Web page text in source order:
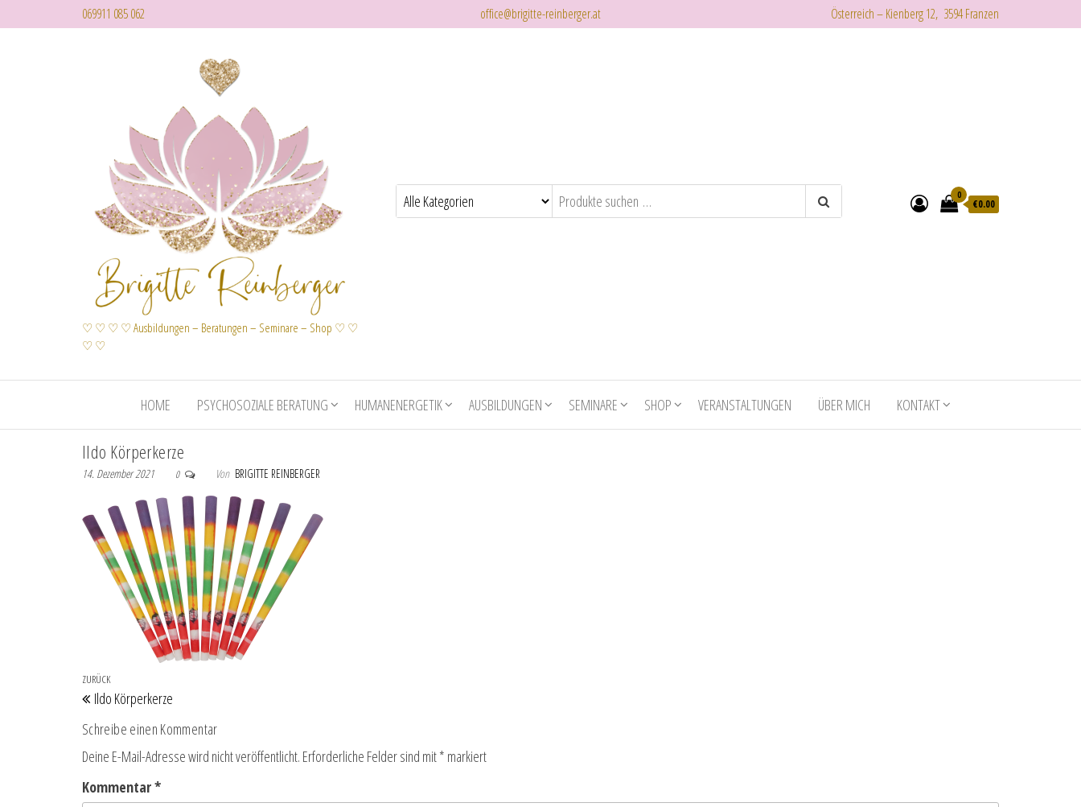
069911 085 062 office@brigitte-reinberger.at Österreich – Kienberg 12, 3594 Franzen
♡ ♡ ♡ ♡ Ausbildungen – Beratungen – Seminare – Shop ♡ ♡
♡ ♡
0
€0.00
HOME PSYCHOSOZIALE BERATUNG HUMANENERGETIK AUSBILDUNGEN SEMINARE SHOP VERANSTALTUNGEN ÜBER MICH KONTAKT
Ildo Körperkerze
14. Dezember 2021 0 Von BRIGITTE REINBERGER
Beitragsnavigation
Vorheriger Beitrag
ZURÜCK
Ildo Körperkerze
Schreibe einen Kommentar
Deine E-Mail-Adresse wird nicht veröffentlicht. Erforderliche Felder sind mit* markiert
Kommentar*